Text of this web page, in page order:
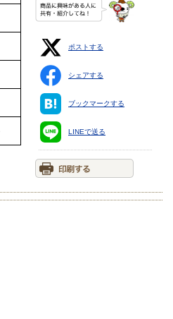
ポストする
シェアする
ブックマークする
LINEで送る